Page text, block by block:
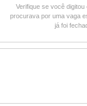
Verifique se você
procurava por uma vaga
já foi